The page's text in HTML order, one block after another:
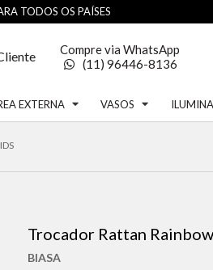
TODOS OS PAÍSES
Compre via WhatsApp
(11) 96446-8136
EXTERNA VASOS
Trocador Rattan
BIASA